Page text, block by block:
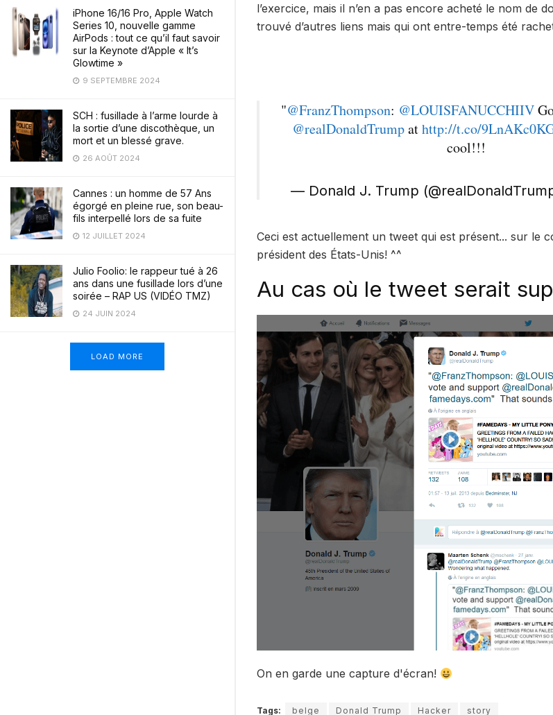
iPhone 16/16 Pro, Apple Watch
Series 10, nouvelle gamme
AirPods : tout ce qu’il faut savoir
sur la Keynote d’Apple « It’s
Glowtime »
9 SEPTEMBRE 2024
SCH : fusillade à l’arme lourde à
la sortie d’une discothèque, un
mort et un blessé grave.
26 AOÛT 2024
Cannes : un homme de 57 Ans
égorgé en pleine rue, son beau-
fils interpellé lors de sa fuite
12 JUILLET 2024
Julio Foolio: le rappeur tué à 26
ans dans une fusillade lors d’une
soirée – RAP US (VIDÉO TMZ)
24 JUIN 2024
LOAD MORE
l’exercice, mais il n’en a pas encore acheté le nom de
trouvé d’autres liens mais qui ont entre-temps été
"@FranzThompson: @LOUISFANUCCHIIV
@realDonaldTrumpathttp://t.co/
cool!!!
— Donald J. Trump
Ceci est actuellement un tweet qui est présent... sur le
président des États-Unis! ^^
Au cas où le tweet serait
On en garde une capture d'écran!
Tags: belge Donald Trump Hacker story